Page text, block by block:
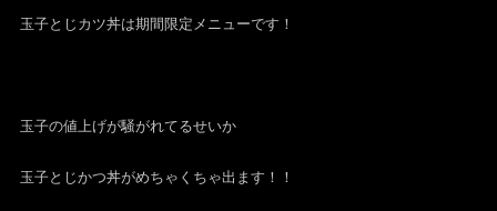
玉子とじカツ丼は期間限定メニューです！
玉子の値上げが騒がれてるせいか
玉子とじかつ丼がめちゃくちゃ出ます！！